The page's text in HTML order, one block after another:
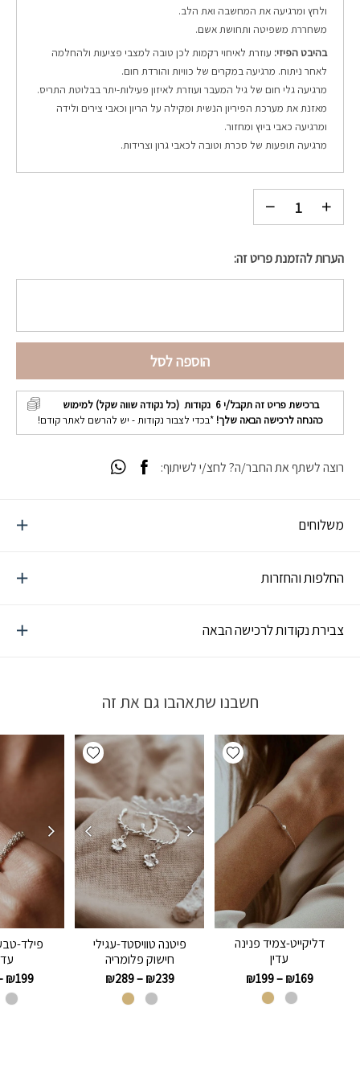
ולחץ ומרגיעה את המחשבה ואת הלב.
משחררת משפיטה ותחושת אשם.
בהיבט הפיזי: עוזרת לאיחוי רקמות לכן טובה למצבי פציעות ולהחלמה
לאחר ניתוח. מרגיעה במקרים של כוויות והורדת חום.
מרגיעה גלי חום של גיל המעבר ועוזרת לאיזון פעילות-יתר בבלוטת התריס.
מאזנת את מערכת הפיריון הנשית ומקילה על הריון וכאבי צירים ולידה
ומרגיעה כאבי ביוץ ומחזור.
מרגיעה תופעות של סכרת וטובה לכאבי גרון וצרידות.
הערות להזמנת פריט זה:
הוספה לסל
ברכישת פריט זה תקבל/י6 נקודות (כל נקודה שווה שקל) למימוש
כהנחה לרכישה הבאה שלך! *בכדי לצבור נקודות - יש להרשם לאתר קודם!
משלוחים
החלפות והחזרות
צבירת נקודות לרכישה הבאה
רוצה לשתף את החבר/ה? לחצ/י לשיתוף:
חשבנו שתאהבו גם את זה
Add wishlist
דליקייט-צמיד פנינה
עדין
₪169
–
₪199
Add wishlist
פיטנה טוויסטד-עגילי
חישוק פלומריה
₪239
–
₪289
פילד-
₪199